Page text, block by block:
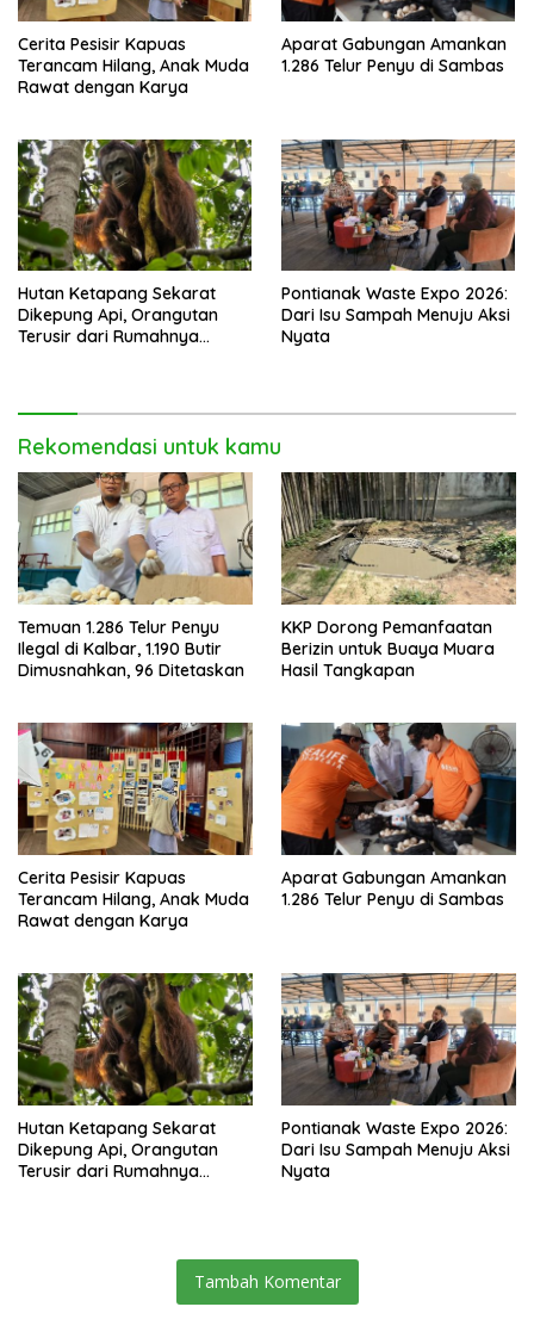
Cerita Pesisir Kapuas
Terancam Hilang, Anak Muda
Rawat dengan Karya
Aparat Gabungan Amankan
1.286 Telur Penyu di Sambas
Hutan Ketapang Sekarat
Dikepung Api, Orangutan
Terusir dari Rumahnya
Pontianak Waste Expo 2026:
Dari Isu Sampah Menuju Aksi
Nyata
Rekomendasi untuk kamu
Temuan 1.286 Telur Penyu
Ilegal di Kalbar, 1.190 Butir
Dimusnahkan, 96 Ditetaskan
KKP Dorong Pemanfaatan
Berizin untuk Buaya Muara
Hasil Tangkapan
Cerita Pesisir Kapuas
Terancam Hilang, Anak Muda
Rawat dengan Karya
Aparat Gabungan Amankan
1.286 Telur Penyu di Sambas
Hutan Ketapang Sekarat
Dikepung Api, Orangutan
Terusir dari Rumahnya
Pontianak Waste Expo 2026:
Dari Isu Sampah Menuju Aksi
Nyata
Tambah Komentar